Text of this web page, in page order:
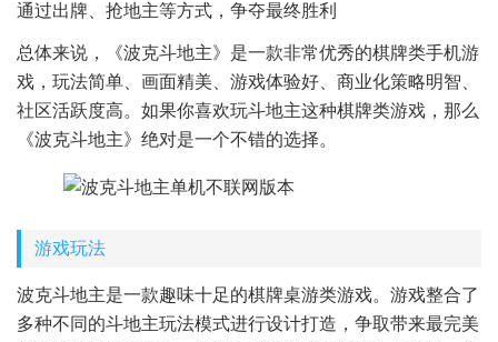
通过出牌、抢地主等方式，争夺最终胜利
总体来说，《波克斗地主》是一款非常优秀的棋牌类手机游
戏，玩法简单、画面精美、游戏体验好、商业化策略明智、
社区活跃度高。如果你喜欢玩斗地主这种棋牌类游戏，那么
《波克斗地主》绝对是一个不错的选择。
游戏玩法
波克斗地主是一款趣味十足的棋牌桌游类游戏。游戏整合了
多种不同的斗地主玩法模式进行设计打造，争取带来最完美